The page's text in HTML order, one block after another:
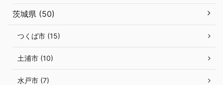
茨城県 (50)
つくば市 (15)
土浦市 (10)
水戸市 (7)